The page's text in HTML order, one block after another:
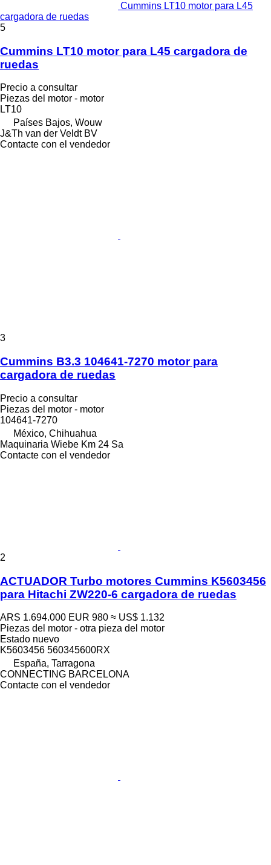
Cummins LT10 motor para L45
cargadora de ruedas
5
Cummins LT10 motor para L45 cargadora de
ruedas
Precio a consultar
Piezas del motor - motor
LT10
Países Bajos, Wouw
J&Th van der Veldt BV
Contacte con el vendedor
3
Cummins B3.3 104641-7270 motor para
cargadora de ruedas
Precio a consultar
Piezas del motor - motor
104641-7270
México, Chihuahua
Maquinaria Wiebe Km 24 Sa
Contacte con el vendedor
2
ACTUADOR Turbo motores Cummins K5603456
para Hitachi ZW220-6 cargadora de ruedas
ARS 1.694.000 EUR 980 ≈ US$ 1.132
Piezas del motor - otra pieza del motor
Estado nuevo
K5603456 560345600RX
España, Tarragona
CONNECTING BARCELONA
Contacte con el vendedor